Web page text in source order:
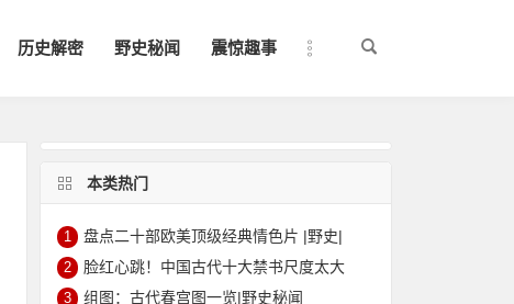
历史解密 野史秘闻 震惊趣事
本类热门
1 盘点二十部欧美顶级经典情色片 |野史|
2 脸红心跳！中国古代十大禁书尺度太大
3 组图：古代春宫图一览|野史秘闻